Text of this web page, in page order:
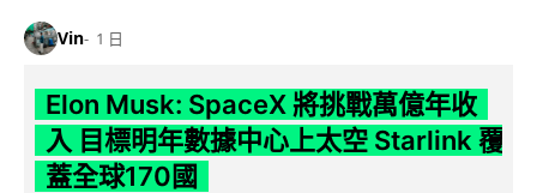
Vin 1 日
Elon Musk: SpaceX 將挑戰萬億年收
入 目標明年數據中心上太空 Starlink 覆
蓋全球170國